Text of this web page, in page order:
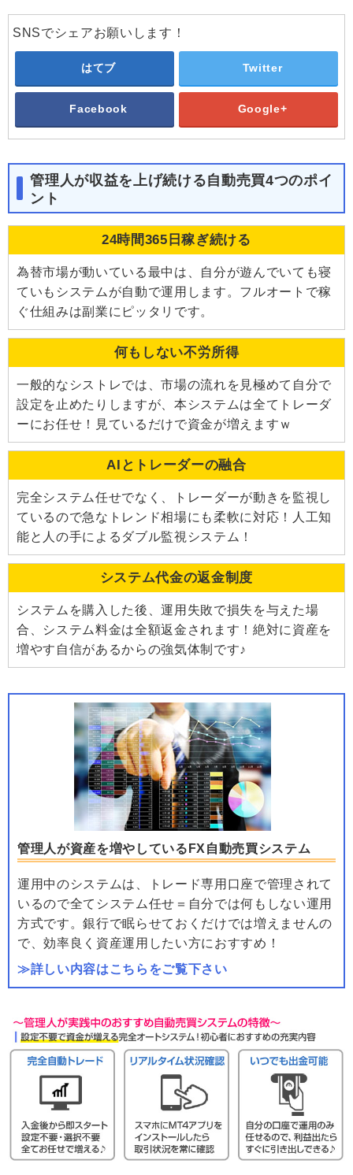
SNSでシェアお願いします！
はてブ Twitter
Facebook Google+
管理人が収益を上げ続ける自動売買4つのポイ
ント
24時間365日稼ぎ続ける
為替市場が動いている最中は、自分が遊んでいても寝
ていもシステムが自動で運用します。フルオートで稼
ぐ仕組みは副業にピッタリです。
何もしない不労所得
一般的なシストレでは、市場の流れを見極めて自分で
設定を止めたりしますが、本システムは全てトレーダ
ーにお任せ！見ているだけで資金が増えますｗ
AIとトレーダーの融合
完全システム任せでなく、トレーダーが動きを監視し
ているので急なトレンド相場にも柔軟に対応！人工知
能と人の手によるダブル監視システム！
システム代金の返金制度
システムを購入した後、運用失敗で損失を与えた場
合、システム料金は全額返金されます！絶対に資産を
増やす自信があるからの強気体制です♪
管理人が資産を増やしているFX自動売買システム
運用中のシステムは、トレード専用口座で管理されて
いるので全てシステム任せ＝自分では何もしない運用
方式です。銀行で眠らせておくだけでは増えませんの
で、効率良く資産運用したい方におすすめ！
≫詳しい内容はこちらをご覧下さい